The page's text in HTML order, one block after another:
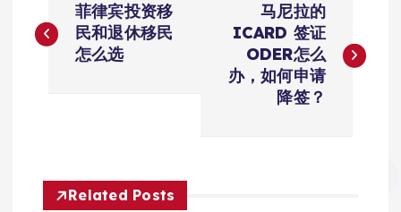
章
菲律宾投资移
民和退休移民
怎么选
马尼拉的
ICARD 签证
ODER怎么
办，如何申请
降签？
Related Posts